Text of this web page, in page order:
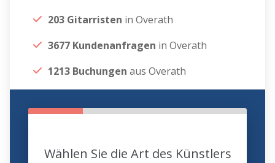
203 Gitarristen in Overath
3677 Kundenanfragen in Overath
1213 Buchungen aus Overath
Wählen Sie die Art des Künstlers